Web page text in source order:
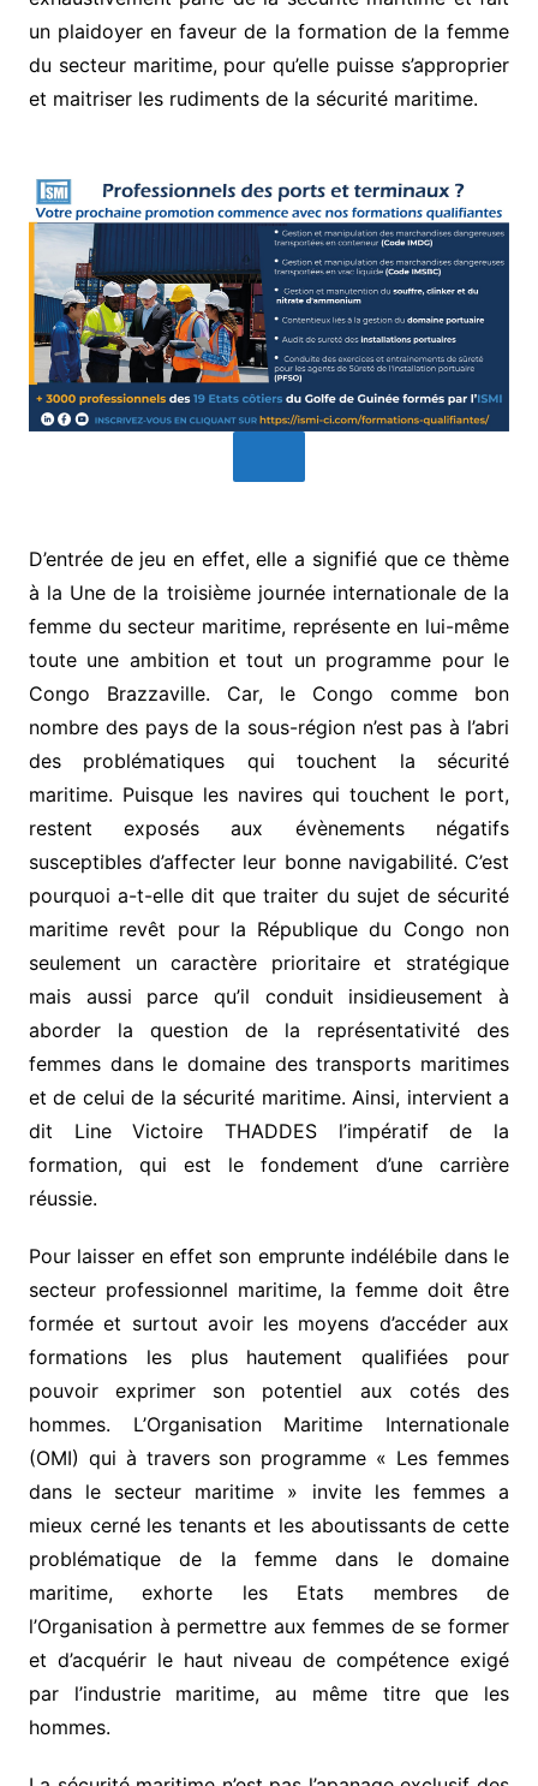
un plaidoyer en faveur de la formation de la femme
du secteur maritime, pour qu’elle puisse s’approprier
et maitriser les rudiments de la sécurité maritime.
D’entrée de jeu en effet, elle a signifié que ce thème
à la Une de la troisième journée internationale de la
femme du secteur maritime, représente en lui-même
toute une ambition et tout un programme pour le
Congo Brazzaville. Car, le Congo comme bon
nombre des pays de la sous-région n’est pas à l’abri
des problématiques qui touchent la sécurité
maritime. Puisque les navires qui touchent le port,
restent exposés aux évènements négatifs
susceptibles d’affecter leur bonne navigabilité. C’est
pourquoi a-t-elle dit que traiter du sujet de sécurité
maritime revêt pour la République du Congo non
seulement un caractère prioritaire et stratégique
mais aussi parce qu’il conduit insidieusement à
aborder la question de la représentativité des
femmes dans le domaine des transports maritimes
et de celui de la sécurité maritime. Ainsi, intervient a
dit Line Victoire THADDES l’impératif de la
formation, qui est le fondement d’une carrière
réussie.
Pour laisser en effet son emprunte indélébile dans le
secteur professionnel maritime, la femme doit être
formée et surtout avoir les moyens d’accéder aux
formations les plus hautement qualifiées pour
pouvoir exprimer son potentiel aux cotés des
hommes. L’Organisation Maritime Internationale
(OMI) qui à travers son programme « Les femmes
dans le secteur maritime » invite les femmes a
mieux cerné les tenants et les aboutissants de cette
problématique de la femme dans le domaine
maritime, exhorte les Etats membres de
l’Organisation à permettre aux femmes de se former
et d’acquérir le haut niveau de compétence exigé
par l’industrie maritime, au même titre que les
hommes.